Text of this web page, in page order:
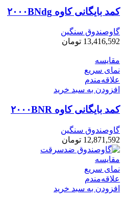
کمد بایگانی کاوه ۲۰۰۰BNdg
گاوصندوق سنگین
13,416,592 تومان
مقایسه
نمای سریع
علاقه‌مندم
افزودن به سبد خرید
کمد بایگانی کاوه ۲۰۰۰BNR
گاوصندوق سنگین
12,871,592 تومان
مقایسه
نمای سریع
علاقه‌مندم
افزودن به سبد خرید